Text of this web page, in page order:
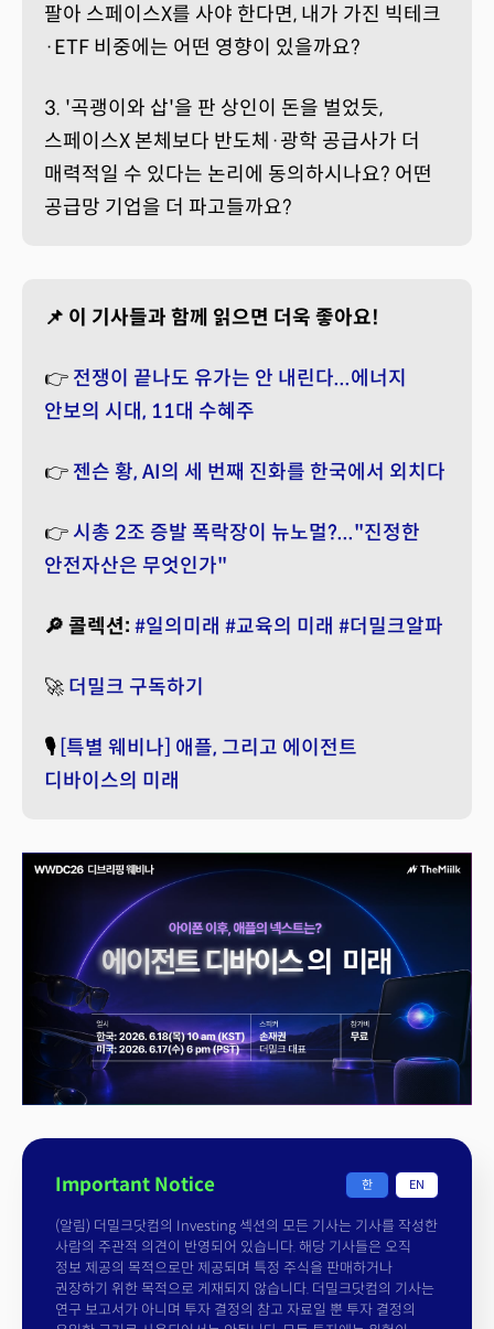
팔아 스페이스X를 사야 한다면, 내가 가진 빅테크
·ETF 비중에는 어떤 영향이 있을까요?
3. '곡괭이와 삽'을 판 상인이 돈을 벌었듯,
스페이스X 본체보다 반도체·광학 공급사가 더
매력적일 수 있다는 논리에 동의하시나요? 어떤
공급망 기업을 더 파고들까요?
📌 이 기사들과 함께 읽으면 더욱 좋아요!
👉 전쟁이 끝나도 유가는 안 내린다...에너지
안보의 시대, 11대 수혜주
👉 젠슨 황, AI의 세 번째 진화를 한국에서 외치다
👉 시총 2조 증발 폭락장이 뉴노멀?..."진정한
안전자산은 무엇인가"
🔎 콜렉션: #일의미래 #교육의 미래 #더밀크알파
🚀 더밀크 구독하기
🎙️[특별 웨비나] 애플, 그리고 에이전트
디바이스의 미래
Important Notice 한 EN
(알림) 더밀크닷컴의 Investing 섹션의 모든 기사는 기사를 작성한
사람의 주관적 의견이 반영되어 있습니다. 해당 기사들은 오직
정보 제공의 목적으로만 제공되며 특정 주식을 판매하거나
권장하기 위한 목적으로 게재되지 않습니다. 더밀크닷컴의 기사는
연구 보고서가 아니며 투자 결정의 참고 자료일 뿐 투자 결정의